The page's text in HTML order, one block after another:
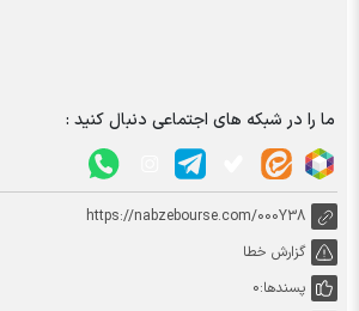
ما را در شبکه های اجتماعی دنبال کنید :
https://nabzebourse.com/000Y38
گزارش خطا
پسندها:0